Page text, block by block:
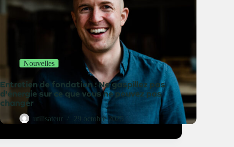
Nouvelles
Entretien de fondation : Ne gaspillez pas
d'énergie sur ce que vous ne pouvez pas
changer
utilisateur 29 octobre 2025